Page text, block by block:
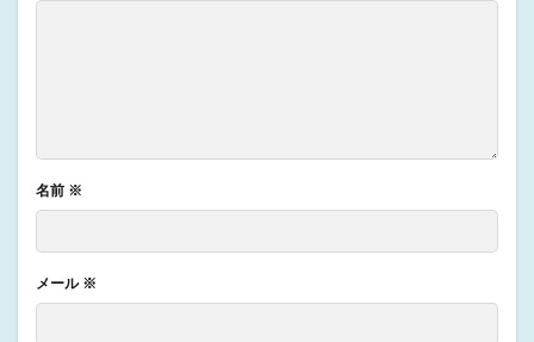
名前 ※
メール ※